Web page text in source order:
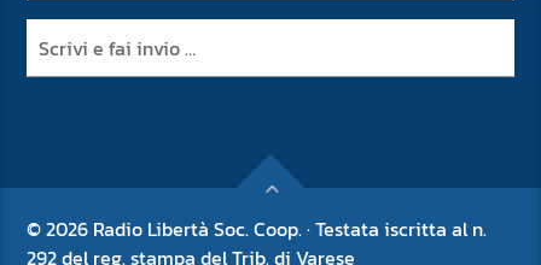
© 2026 Radio Libertà Soc. Coop. · Testata iscritta al n.
292 del reg. stampa del Trib. di Varese